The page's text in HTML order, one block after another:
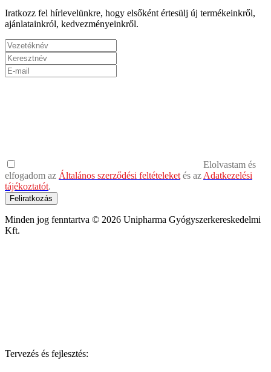
Iratkozz fel hírlevelünkre, hogy elsőként értesülj új termékeinkről,
ajánlatainkról, kedvezményeinkről.
Elolvastam és
elfogadom az Általános szerződési feltételeket és az Adatkezelési
tájékoztatót.
Feliratkozás
Minden jog fenntartva © 2026 Unipharma Gyógyszerkereskedelmi
Kft.
Tervezés és fejlesztés: